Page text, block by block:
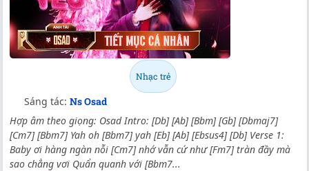
Nhạc trẻ
Sáng tác: Ns Osad
Hợp âm theo giọng: Osad Intro: [Db] [Ab] [Bbm] [Gb] [Dbmaj7]
[Cm7] [Bbm7] Yah oh [Bbm7] yah [Eb] [Ab] [Ebsus4] [Db] Verse 1:
Baby ơi hàng ngàn nỗi [Cm7] nhớ vẫn cứ như [Fm7] tràn đầy mà
sao chẳng vơi Quẩn quanh với [Bbm7...